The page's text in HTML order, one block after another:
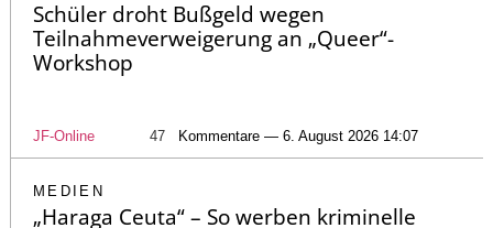
Schüler droht Bußgeld wegen
Teilnahmeverweigerung an „Queer“-
Workshop
JF-Online 47 Kommentare — 6. August 2026 14:07
MEDIEN
„Haraga Ceuta“ – So werben kriminelle